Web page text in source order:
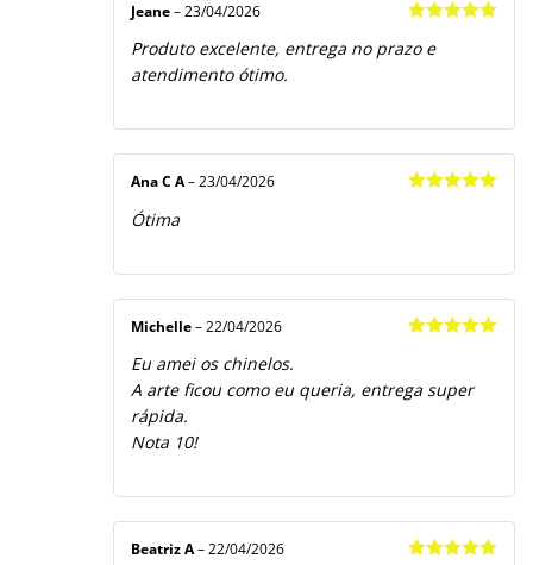
de 5
Jeane – 23/04/2026
Produto excelente, entrega no prazo e
atendimento ótimo.
Ana C A– 23/04/2026
Ótima
Michelle – 22/04/2026
Eu amei os chinelos.
A arte ficou como eu queria, entrega super
rápida.
Nota 10!
Beatriz A– 22/04/2026